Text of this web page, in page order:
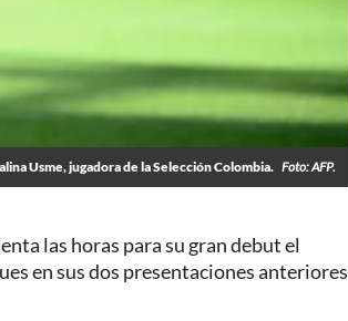
Usme, jugadora de la Selección Colombia. Foto: AFP.
las horas para su gran debut el
en sus dos presentaciones anteriores